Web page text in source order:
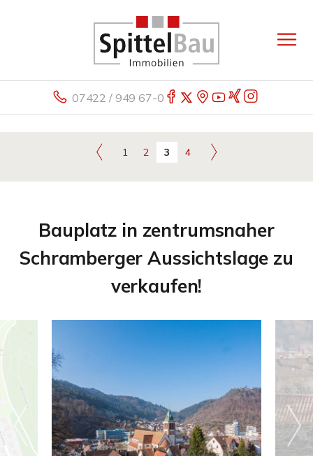
07422 / 949 67-0
1 2 3 4
Bauplatz in zentrumsnaher
Schramberger Aussichtslage zu
verkaufen!